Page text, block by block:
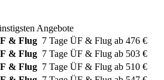
Angebote
& Flug 7 Tage ÜF & Flug ab 476 €
& Flug 7 Tage ÜF & Flug ab 503 €
& Flug 7 Tage ÜF & Flug ab 510 €